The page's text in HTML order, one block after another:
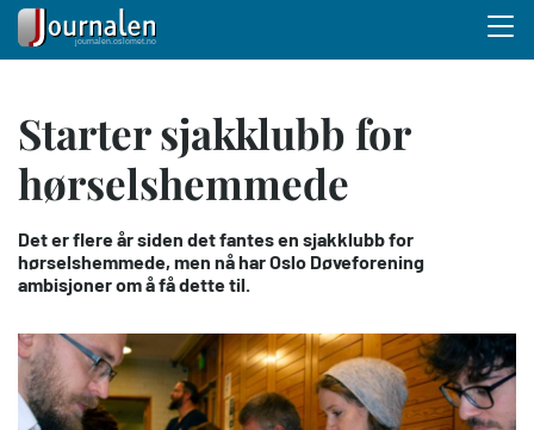
hovedinnhold
Starter sjakklubb for
hørselshemmede
Det er flere år siden det fantes en sjakklubb for
hørselshemmede, men nå har Oslo Døveforening
ambisjoner om å få dette til.